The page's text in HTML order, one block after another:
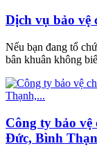
Dịch vụ bảo vệ
Nếu bạn đang tổ
bân khuân không
Công ty bảo
Đức, Bình